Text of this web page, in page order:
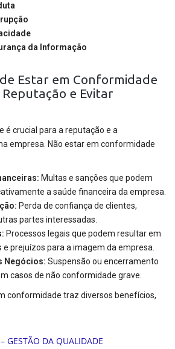
da Informação
Estar em Conformidade
e Evitar
é crucial para a reputação e a
empresa. Não estar em conformidade
Multas e sanções que podem
a saúde financeira da empresa.
Perda de confiança de clientes,
partes interessadas.
Processos legais que podem resultar em
e prejuízos para a imagem da empresa.
Negócios: Suspensão ou encerramento
casos de não conformidade grave.
conformidade traz diversos benefícios,